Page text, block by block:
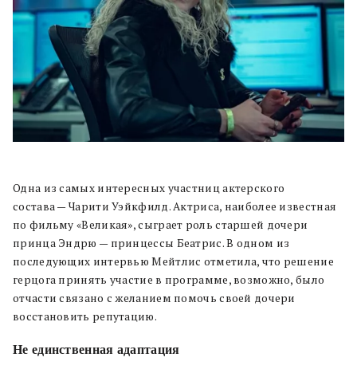
Одна из самых интересных участниц актерского
состава — Чарити Уэйкфилд. Актриса, наиболее известная
по фильму «Великая», сыграет роль старшей дочери
принца Эндрю — принцессы Беатрис. В одном из
последующих интервью Мейтлис отметила, что решение
герцога принять участие в программе, возможно, было
отчасти связано с желанием помочь своей дочери
восстановить репутацию.
Не единственная адаптация